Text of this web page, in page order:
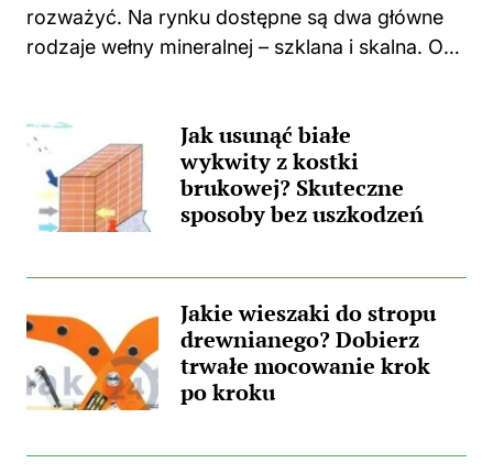
rozważyć. Na rynku dostępne są dwa główne
rodzaje wełny mineralnej – szklana i skalna. Oba
nich ma swoje...
Jak usunąć białe
wykwity z kostki
brukowej? Skuteczne
sposoby bez uszkodzeń
Jakie wieszaki do stropu
drewnianego? Dobierz
trwałe mocowanie krok
po kroku